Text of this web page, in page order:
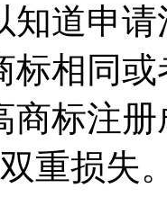
知道申
标相同
商标注
重损失